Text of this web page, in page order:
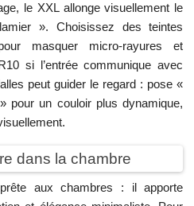
le XXL allonge visuellement le
». Choisissez des teintes
masquer micro-rayures et
si l’entrée communique avec
peut guider le regard : pose «
pour un couloir plus dynamique,
dans la chambre
aux chambres : il apporte